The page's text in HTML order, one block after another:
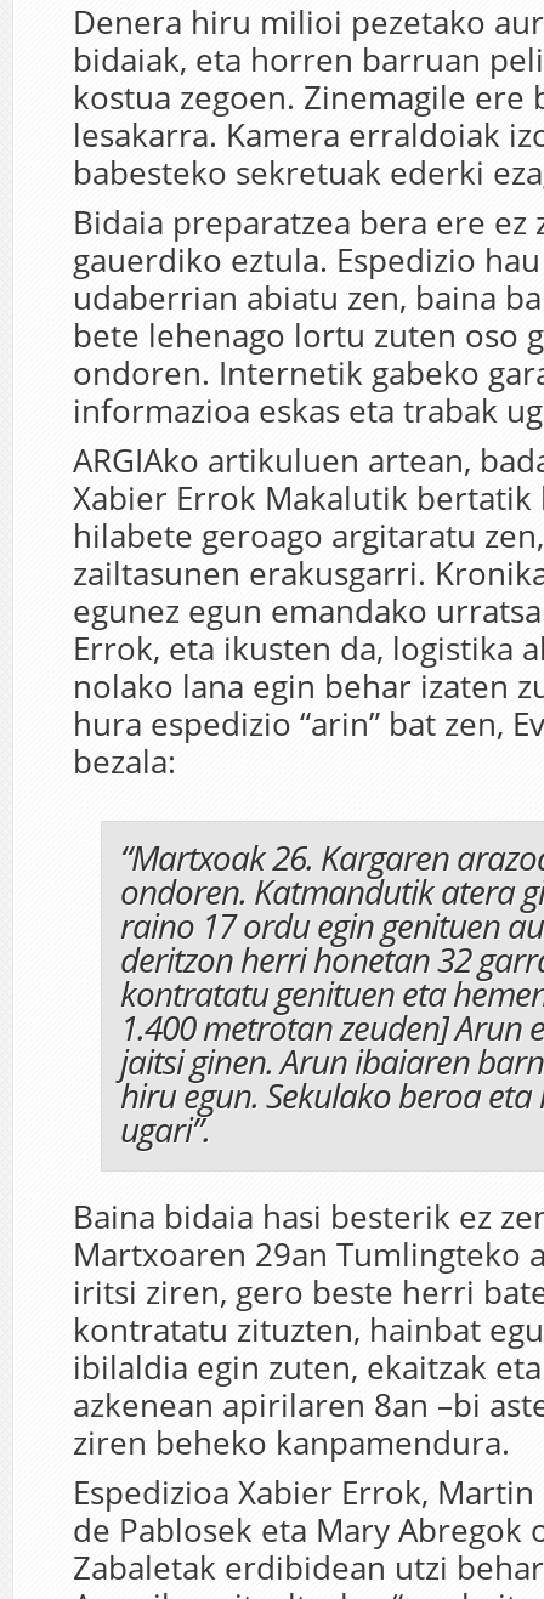
Denera hiru milioi pezetako
bidaiak, eta horren barruan
kostua zegoen. Zinemagile ere
lesakarra. Kamera erraldoiak
babesteko sekretuak ederki
Bidaia preparatzea bera ere ez
gauerdiko eztula. Espedizio
udaberrian abiatu zen, baina
bete lehenago lortu zuten oso
ondoren. Internetik gabeko
informazioa eskas eta trabak
ARGIAko artikuluen artean,
Xabier Errok Makalutik bertatik
hilabete geroago argitaratu
zailtasunen erakusgarri.
egunez egun emandako
Errok, eta ikusten da, logistika
nolako lana egin behar izaten
hura espedizio “arin” bat zen,
bezala:
“Martxoak 26. Kargaren
ondoren. Katmandutik atera
raino 17 ordu egin genituen
deritzon herri honetan 32
kontratatu genituen eta
1.400 metrotan zeuden] Arun
jaitsi ginen. Arun ibaiaren
hiru egun. Sekulako beroa
ugari”.
Baina bidaia hasi besterik ez
Martxoaren 29an Tumlingteko
iritsi ziren, gero beste herri
kontratatu zituzten, hainbat
ibilaldia egin zuten, ekaitzak
azkenean apirilaren 8an –bi
ziren beheko kanpamendura.
Espedizioa Xabier Errok,
de Pablosek eta Mary Abregok
Zabaletak erdibidean utzi